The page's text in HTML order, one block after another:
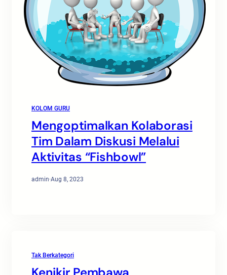
KOLOM GURU
Mengoptimalkan Kolaborasi
Tim Dalam Diskusi Melalui
Aktivitas “Fishbowl”
admin·Aug 8, 2023
Tak Berkategori